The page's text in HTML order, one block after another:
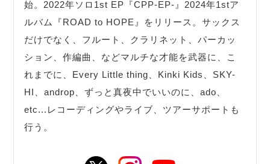
始。2022年ソロ1st EP『CPP-EP-』2024年1stア
ルバム『ROAD to HOPE』をリリース。サックス
だけでなく、フルート、クラリネット、パーカッ
ション、作編曲、などマルチな才能を武器に、こ
れまでに、Every Little thing、Kinki Kids、SKY-
HI、androp、ずっと真夜中でいいのに、ado、
etc...レコーディングやライブ、ツアーサポートも
行う。